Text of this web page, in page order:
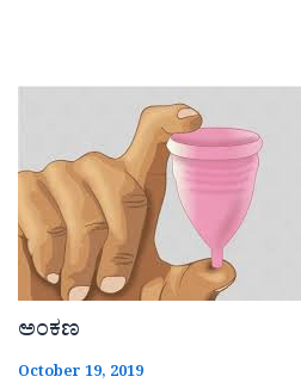
ಅಂಕಣ
October 19, 2019